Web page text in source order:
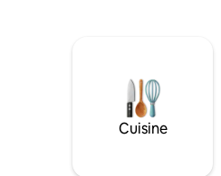
Cuisine